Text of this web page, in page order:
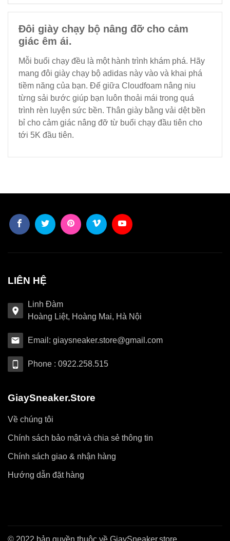
Đôi giày chạy bộ nâng đỡ cho cảm
giác êm ái.
Mỗi buổi chạy đều là một hành trình khám phá. Hãy
mang đôi giày chạy bộ adidas này vào và khai phá
tiềm năng của bạn. Đế giữa Cloudfoam nâng niu
từng sải bước giúp bạn luôn thoải mái trong quá
trình rèn luyện sức bền. Thân giày bằng vải dệt bền
bỉ cho cảm giác nâng đỡ từ buổi chạy đầu tiên cho
tới 5K đầu tiên.
LIÊN HỆ
Linh Đàm
Hoàng Liệt, Hoàng Mai, Hà Nội
Email: giaysneaker.store@gmail.com
Phone : 0922.258.515
GiaySneaker.Store
Về chúng tôi
Chính sách bảo mật và chia sẻ thông tin
Chính sách giao & nhận hàng
Hướng dẫn đặt hàng